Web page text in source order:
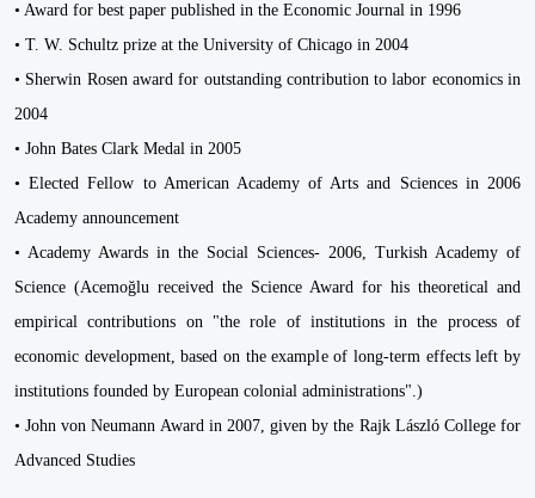
• Award for best paper published in the Economic Journal in 1996
• T. W. Schultz prize at the University of Chicago in 2004
• Sherwin Rosen award for outstanding contribution to labor economics in
2004
• John Bates Clark Medal in 2005
• Elected Fellow to American Academy of Arts and Sciences in 2006
Academy announcement
• Academy Awards in the Social Sciences- 2006, Turkish Academy of
Science (Acemoğlu received the Science Award for his theoretical and
empirical contributions on "the role of institutions in the process of
economic development, based on the example of long-term effects left by
institutions founded by European colonial administrations".)
• John von Neumann Award in 2007, given by the Rajk László College for
Advanced Studies